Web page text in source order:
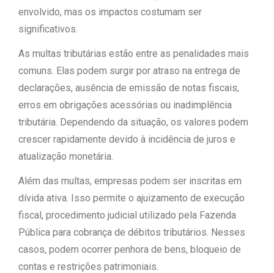
envolvido, mas os impactos costumam ser
significativos.
As multas tributárias estão entre as penalidades mais
comuns. Elas podem surgir por atraso na entrega de
declarações, ausência de emissão de notas fiscais,
erros em obrigações acessórias ou inadimplência
tributária. Dependendo da situação, os valores podem
crescer rapidamente devido à incidência de juros e
atualização monetária.
Além das multas, empresas podem ser inscritas em
dívida ativa. Isso permite o ajuizamento de execução
fiscal, procedimento judicial utilizado pela Fazenda
Pública para cobrança de débitos tributários. Nesses
casos, podem ocorrer penhora de bens, bloqueio de
contas e restrições patrimoniais.